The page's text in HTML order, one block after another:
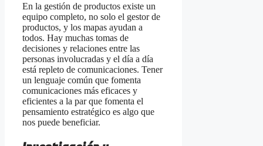
En la gestión de productos existe un
equipo completo, no solo el gestor de
productos, y los mapas ayudan a
todos. Hay muchas tomas de
decisiones y relaciones entre las
personas involucradas y el día a día
está repleto de comunicaciones. Tener
un lenguaje común que fomenta
comunicaciones más eficaces y
eficientes a la par que fomenta el
pensamiento estratégico es algo que
nos puede beneficiar.